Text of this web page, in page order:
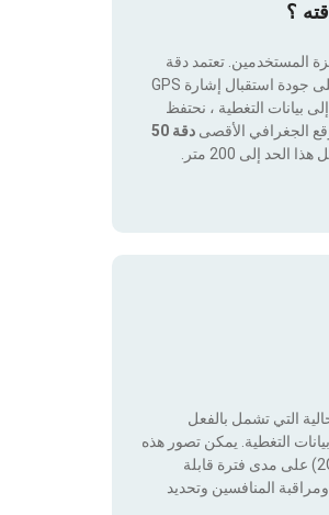
؟
المستخدمين. تعتمد دقة
تحديد الموقع الجغرافي على جودة استقبال إشارة GPS
بيانات التغطية ، نحتفظ
الجغرافي الأقصى
دقة 50
الحد إلى 200 متر.
التي تشمل بالفعل
التغطية. يمكن تصور هذه
البيانات من خلال تطبيق عوامل التصفية حسب التكنولوجيا (بدون تغطية ، 2G ، 3G ، 4G ، 4G + ، 5G) على مدى فترة قابلة
المنافسين وتحديد